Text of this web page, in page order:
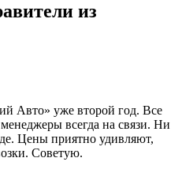
из
Авто» уже второй год. Все
всегда на связи. Ни
Цены приятно удивляют,
Советую.